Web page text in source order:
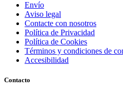
Envío
Aviso legal
Contacte con nosotros
Política de Privacidad
Política de Cookies
Términos y condiciones de
Accesibilidad
Contacto